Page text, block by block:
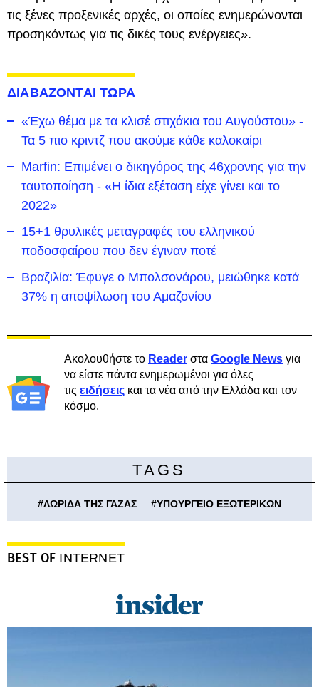
τις ξένες προξενικές αρχές, οι οποίες ενημερώνονται
προσηκόντως για τις δικές τους ενέργειες».
ΔΙΑΒΑΖΟΝΤΑΙ ΤΩΡΑ
«Έχω θέμα με τα κλισέ στιχάκια του Αυγούστου» -
Τα 5 πιο κριντζ που ακούμε κάθε καλοκαίρι
Marfin: Επιμένει ο δικηγόρος της 46χρονης για την
ταυτοποίηση - «Η ίδια εξέταση είχε γίνει και το
2022»
15+1 θρυλικές μεταγραφές του ελληνικού
ποδοσφαίρου που δεν έγιναν ποτέ
Βραζιλία: Έφυγε ο Μπολσονάρου, μειώθηκε κατά
37% η αποψίλωση του Αμαζονίου
Ακολουθήστε το Reader στα Google News για
να είστε πάντα ενημερωμένοι για όλες
τις ειδήσεις και τα νέα από την Ελλάδα και τον
κόσμο.
TAGS
#ΛΩΡΙΔΑ ΤΗΣ ΓΑΖΑΣ #ΥΠΟΥΡΓΕΙΟ ΕΞΩΤΕΡΙΚΩΝ
BEST OF INTERNET